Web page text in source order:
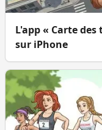
L'app « Carte
sur iPhone